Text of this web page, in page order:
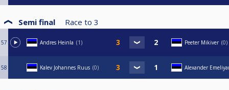
Semi final Race to 3
57 Andres Heinla 1 Peeter Mikiver 0
58 Kalev Johannes Ruus 0 Alexander